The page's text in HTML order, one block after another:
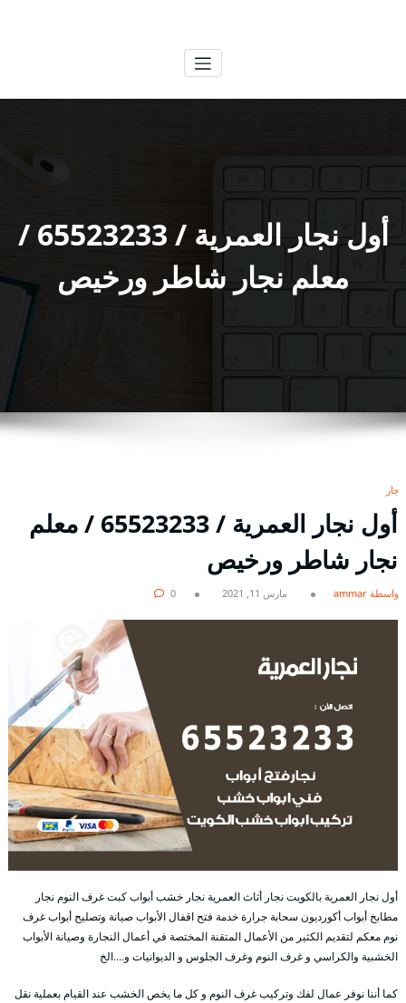
أول نجار العمرية / 65523233 /
معلم نجار شاطر ورخيص
نجار
أول نجار العمرية / 65523233 / معلم
نجار شاطر ورخيص
بواسطة ammar مارس 11, 2021 0
أول نجار العمرية بالكويت نجار أثاث العمرية نجار خشب أبواب كبت غرف النوم نجار
مطابخ أبواب أكورديون سحابة جرارة خدمة فتح اقفال الأبواب صيانة وتصليح أبواب غرف
نوم معكم لتقديم الكثير من الأعمال المتقنة المختصة في أعمال النجارة وصيانة الأبواب
الخشبية والكراسي و غرف النوم وغرف الجلوس و الديوانيات و….الخ
كما أننا نوفر عمال لفك وتركيب غرف النوم و كل ما يخص الخشب عند القيام بعملية نقل